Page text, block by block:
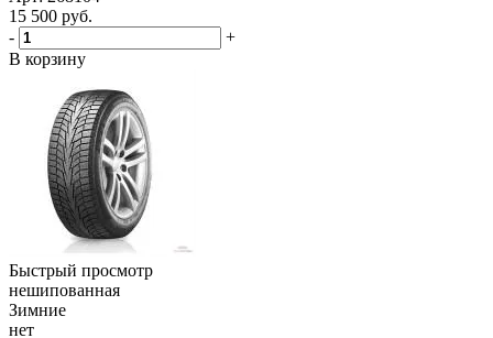
15 500 руб.
-
+
В корзину
Быстрый просмотр
нешипованная
Зимние
нет